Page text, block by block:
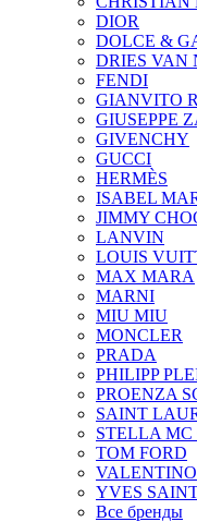
DIOR
DOLCE &
DRIES VAN
FENDI
GIANVITO
GIUSEPPE
GIVENCHY
GUCCI
HERMÈS
ISABEL
JIMMY
LANVIN
LOUIS
MAX MARA
MARNI
MIU MIU
MONCLER
PRADA
PHILIPP
PROENZA
SAINT
STELLA
TOM FORD
VALENTINO
YVES
Все бренды